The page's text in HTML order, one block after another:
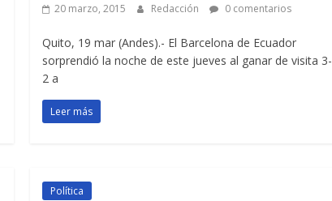
20 marzo, 2015 Redacción 0 comentarios
Quito, 19 mar (Andes).- El Barcelona de Ecuador
sorprendió la noche de este jueves al ganar de visita 3-
2 a
Leer más
Política